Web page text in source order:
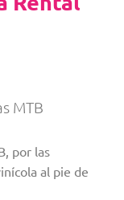
MTB
por las
al pie de